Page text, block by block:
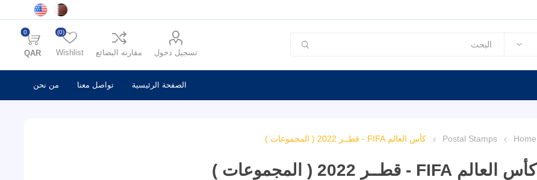
تسجيل دخول مقارنه البضائع Wishlist
(0)
0
QAR
الصفحة الرئيسية تواصل معنا من نحن
Home
Postal Stamps كأس العالم FIFA - قطــر 2022 ( المجموعات )
كأس العالم FIFA - قطــر 2022 ( المجموعات )